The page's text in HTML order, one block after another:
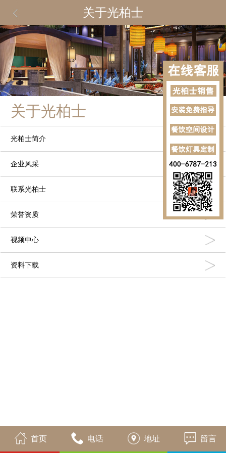
关于光柏士
关于光柏士
光柏士简介
企业风采
联系光柏士
荣誉资质
视频中心
资料下载
首页 电话 地址 留言